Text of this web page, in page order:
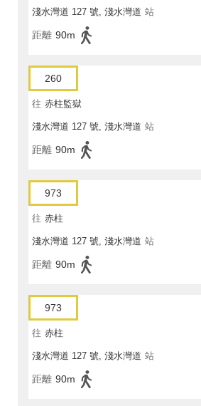
淺水灣道 127 號, 淺水灣道 站
距離 90m
260
往 赤柱監獄
淺水灣道 127 號, 淺水灣道 站
距離 90m
973
往 赤柱
淺水灣道 127 號, 淺水灣道 站
距離 90m
973
往 赤柱
淺水灣道 127 號, 淺水灣道 站
距離 90m